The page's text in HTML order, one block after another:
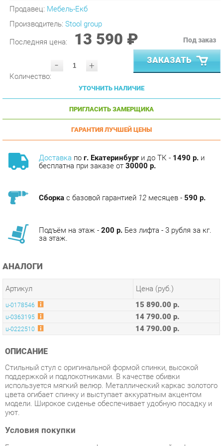
Производитель:
Stool group
Последняя цена: 13 590 ₽
- +
ЗАКАЗАТЬ
УТОЧНИТЬ НАЛИЧИЕ
ПРИГЛАСИТЬ ЗАМЕРЩИКА
ГАРАНТИЯ ЛУЧШЕЙ ЦЕНЫ
пог. Екатеринбурги до ТК -
бесплатна при заказе от30000 р.
с базовой гарантией месяцев -
Подъём на этаж -200 р.Без лифта - 3 рубля за кг.
АНАЛОГИ
u-0363195 14 790.00 р.
ОПИСАНИЕ
Стильный стул с оригинальной формой спинки, высокой
используется мягкий велюр. Металлический каркас золотого
модели. Широкое сиденье обеспечивает удобную посадку и
уют.
Условия покупки
Благодаря качественным фото, исчерпывающей информации
покупателей маркетплэйса «Стулья-Екатеринбург» купить
товар «Стул Stool Group Полин Светло-серый» категории